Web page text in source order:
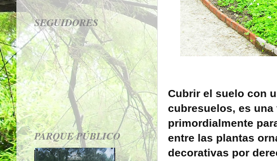
Cubrir el suelo con
cubresuelos, es
primordialmente
entre las plantas
decorativas por
SEGUIDORES
PARQUE PÚBLICO